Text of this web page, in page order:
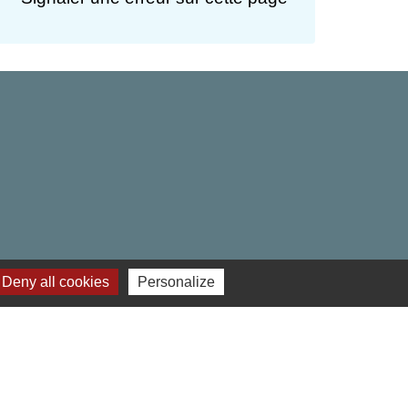
institutionnels
Deny all cookies Personalize